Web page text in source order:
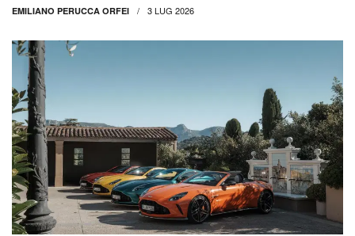
EMILIANO PERUCCA ORFEI 3 LUG 2026